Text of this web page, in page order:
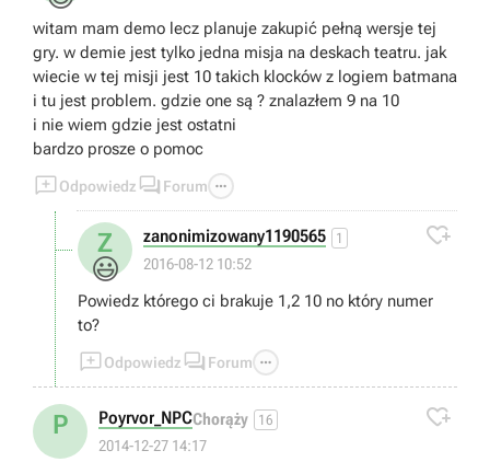
witam mam demo lecz planuje zakupić pełną wersje tej
gry. w demie jest tylko jedna misja na deskach teatru. jak
wiecie w tej misji jest 10 takich klocków z logiem batmana
i tu jest problem. gdzie one są ? znalazłem 9 na 10
i nie wiem gdzie jest ostatni
bardzo prosze o pomoc
Odpowiedz  Forum 
Z
😃
zanonimizowany1190565 1
2016-08-12 10:52

Powiedz którego ci brakuje 1,2 10 no który numer
to?
Odpowiedz  Forum 
P Poyrvor_NPCChorąży 16
2014-12-27 14:17
